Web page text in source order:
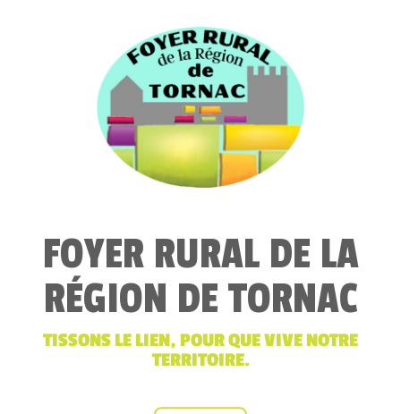
FOYER RURAL DE LA
RÉGION DE TORNAC
TISSONS LE LIEN, POUR QUE VIVE NOTRE
TERRITOIRE.